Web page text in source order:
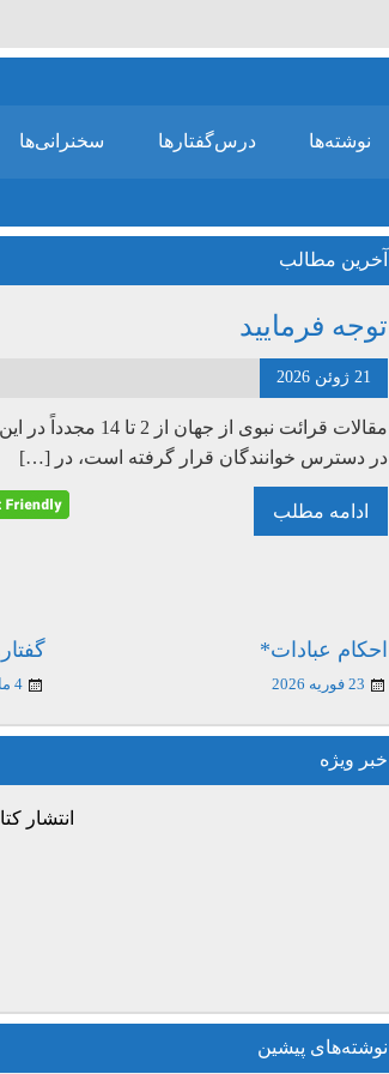
نوشته‌ها درس‌گفتارها سخنرانی‌ها
آخرین مطالب
توجه فرمایید
21 ژوئن 2026
مقالات قرائت نبوی از جهان از 2 تا
در دسترس خوانندگان قرار گرفته است، در […]
ادامه مطلب
4 مارس 2026
احکام عبادات*
23 فوریه 2026
خبر ویژه
انتشار
نوشته‌های پیشین